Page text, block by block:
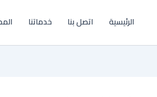
الرئيسية اتصل بنا خدماتنا